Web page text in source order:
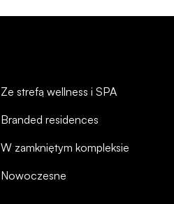
Ze strefą wellness i SPA
Branded residences
W zamkniętym kompleksie
Nowoczesne